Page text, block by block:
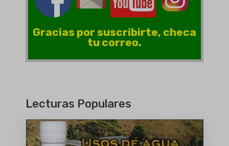
Gracias por suscribirte, checa
tu correo.
Lecturas Populares